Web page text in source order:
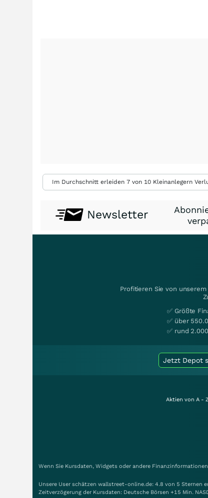
Im Durchschnitt erleiden 7 von 10 Kleinanlegern
Newsletter
Profitieren Sie von
✅ Größte
✅ über
✅ rund
Jetzt Depot
Aktien von A -
Wenn Sie Kursdaten, Widgets oder andere
Unsere User schätzen wallstreet-online.de: 4.8 von 5 Sternen
Zeitverzögerung der Kursdaten: Deutsche Börsen +15 Min.